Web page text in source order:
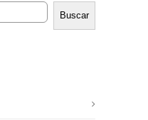
Buscar